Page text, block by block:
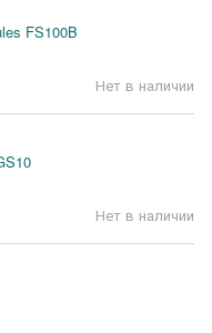
FS100B
Нет в наличии
Нет в наличии